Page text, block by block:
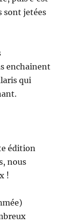
sont jetées
enchainent
qui
édition
nous
!